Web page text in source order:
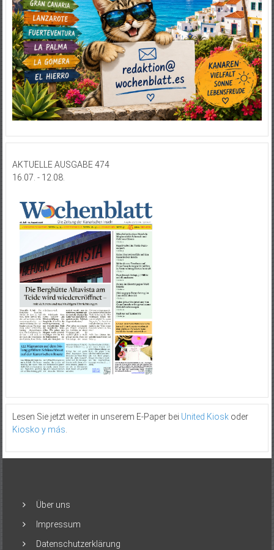
AKTUELLE AUSGABE 474
16.07. - 12.08.
Lesen Sie jetzt weiter in unserem E-Paper bei United Kioskoder
Kiosko y más
Über uns
Impressum
Datenschutzerklärung